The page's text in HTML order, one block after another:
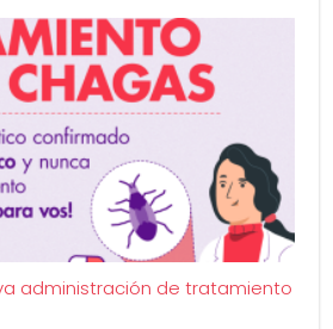
administración de tratamiento